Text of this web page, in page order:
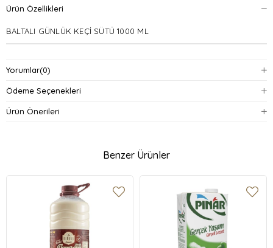
Ürün Özellikleri
BALTALI GÜNLÜK KEÇİ SÜTÜ 1000 ML
Yorumlar(0)
Ödeme Seçenekleri
Ürün Önerileri
Benzer Ürünler